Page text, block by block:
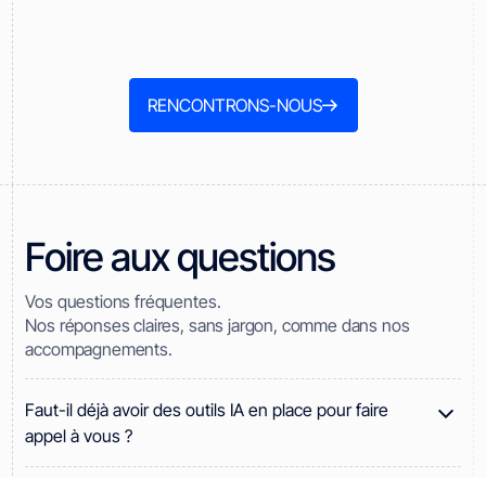
RENCONTRONS-NOUS
Foire aux questions
Vos questions fréquentes.
Nos réponses claires, sans jargon, comme dans nos
accompagnements.
Faut-il déjà avoir des outils IA en place pour faire
appel à vous ?